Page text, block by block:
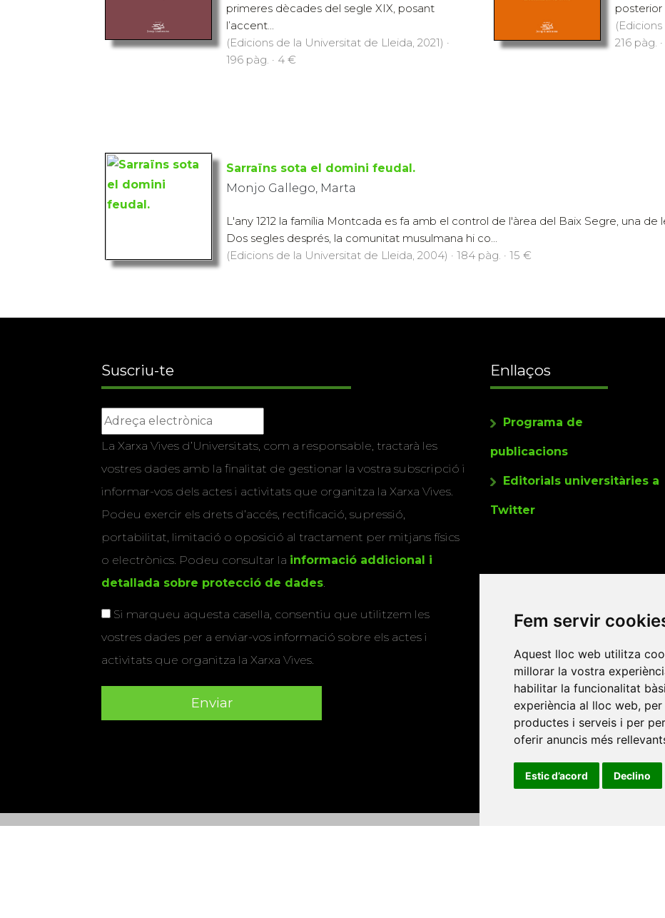
Fem servir
Aquest lloc web utilitza
millorar la vostra
habilitar la funcionalitat
experiència al lloc web,
productes i serveis i per
oferir anuncis més
Estic d’acord Declino
primeres dècades del segle XIX, posant
l’accent...
(Edicions de la Universitat de Lleida, 2021) ·
196 pàg. · 4 €
posterior
216 pàg.
Sarraïns sota el domini feudal.
Monjo Gallego, Marta
L'any 1212 la família Montcada es fa amb el control de l'àrea del Baix Segre, una de
Dos segles després, la comunitat musulmana hi co...
(Edicions de la Universitat de Lleida, 2004) · 184 pàg. · 15 €
Suscriu-te
La Xarxa Vives d’Universitats, com a responsable, tractarà les
vostres dades amb la finalitat de gestionar la vostra subscripció i
informar-vos dels actes i activitats que organitza la Xarxa Vives.
Podeu exercir els drets d’accés, rectificació, supressió,
portabilitat, limitació o oposició al tractament per mitjans físics
o electrònics. Podeu consultar la informació addicional i
detallada sobre protecció de dades
Si marqueu aquesta casella, consentiu que utilitzem les
vostres dades per a enviar-vos informació sobre els actes i
activitats que organitza la Xarxa Vives.
Enllaços
Programa de
publicacions
Editorials universitàries a
Twitter